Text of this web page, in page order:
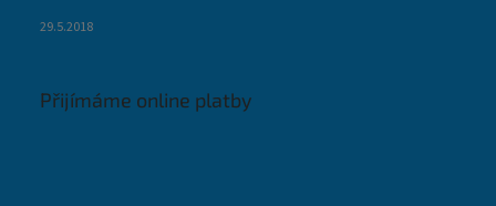
29.5.2018
Přijímáme online platby